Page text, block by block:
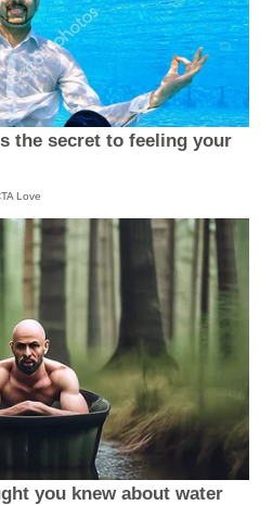
the secret to feeling your
Love
you knew about water